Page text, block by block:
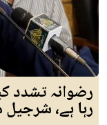
رضوانہ تشدد
رہا ہے،